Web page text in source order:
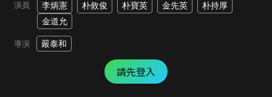
演員 李炳憲 朴敘俊 朴寶英 金先英
朴持厚
金道允
導演 嚴泰和
請先登入